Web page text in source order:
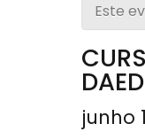
Este
junho